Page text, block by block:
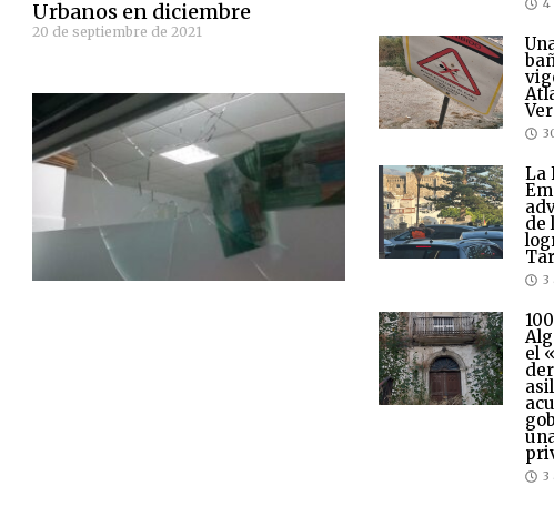
Urbanos en diciembre
20 de septiembre de 2021
4
La
de
3
el
3